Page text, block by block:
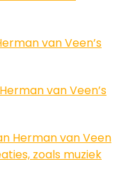
van Veen’s
van Veen’s
Herman van Veen
zoals muziek